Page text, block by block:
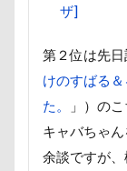
ザ]
第２位は先
けのすばる
た。
」）の
キャバちゃん
余談ですが
ロッヂ花月園
リッチェル
ムムちゃん
モカちゃん